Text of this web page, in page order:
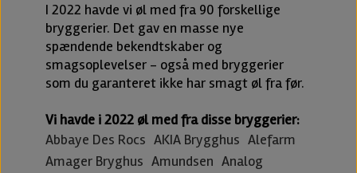
I 2022 havde vi øl med fra 90 forskellige
bryggerier. Det gav en masse nye
spændende bekendtskaber og
smagsoplevelser - også med bryggerier
som du garanteret ikke har smagt øl fra før.
Vi havde i 2022 øl med fra disse bryggerier:
Abbaye Des Rocs AKIA Brygghus Alefarm
Amager Bryghus Amundsen Analog